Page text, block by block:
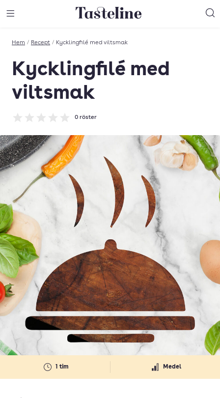
Till Tastelines startsida
Hem / Recept / Kycklingfilé med viltsmak
Kycklingfilé med
viltsmak
Betyg: 0 av 5
0 röster
1 tim Medel